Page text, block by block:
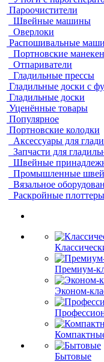
Пароочистители
Швейные машины
Оверлоки
Распошивальные
Портновские
Отпариватели
Гладильные прессы
Гладильные доски с
Гладильные доски
Уценённые товары
Популярное
Портновские колодки
Аксессуары для
Запчасти для
Швейные
Промышленные
Вязальное
Раскройные
Премиум-
Эконом-
Бытовые